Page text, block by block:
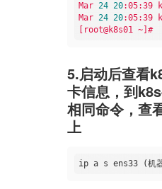
Mar 24 20:05:39
Mar 24 20:05:39
[root@k8s01 ~]#
5.启动后查看
卡信息，到
相同命令，查
上